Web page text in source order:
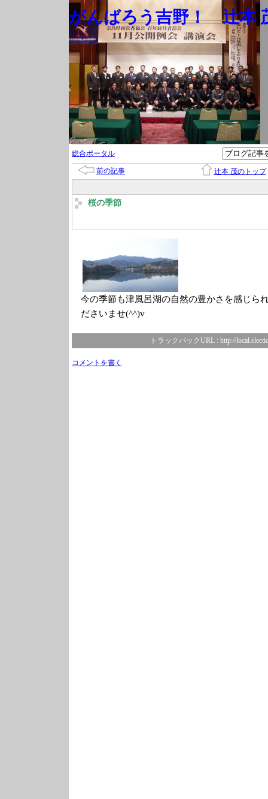
がんばろう吉野！ 辻本
総合ポータル
前の記事 辻本 茂のトップ
桜の季節
今の季節も津風呂湖の自然の豊かさを感じら
ださいませ(^^)v
トラックバックURL : http://
コメントを書く